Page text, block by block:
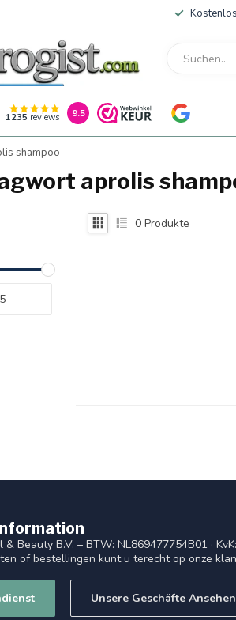
1235 reviews 9.5
shampoo
aprolis
0 Produkte
Beauty B.V. – BTW: NL869477754B01 ·
of bestellingen kunt u terecht op onze
Unsere Geschäfte Ansehen